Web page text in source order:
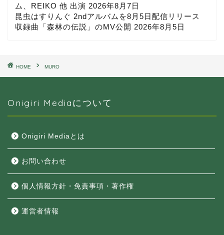
ム、REIKO 他 出演 2026年8月7日
昆虫はすりんぐ 2ndアルバムを8月5日配信リリース
収録曲「森林の伝説」のMV公開 2026年8月5日
HOME MURO
Onigiri Mediaについて
Onigiri Mediaとは
お問い合わせ
個人情報方針・免責事項・著作権
運営者情報